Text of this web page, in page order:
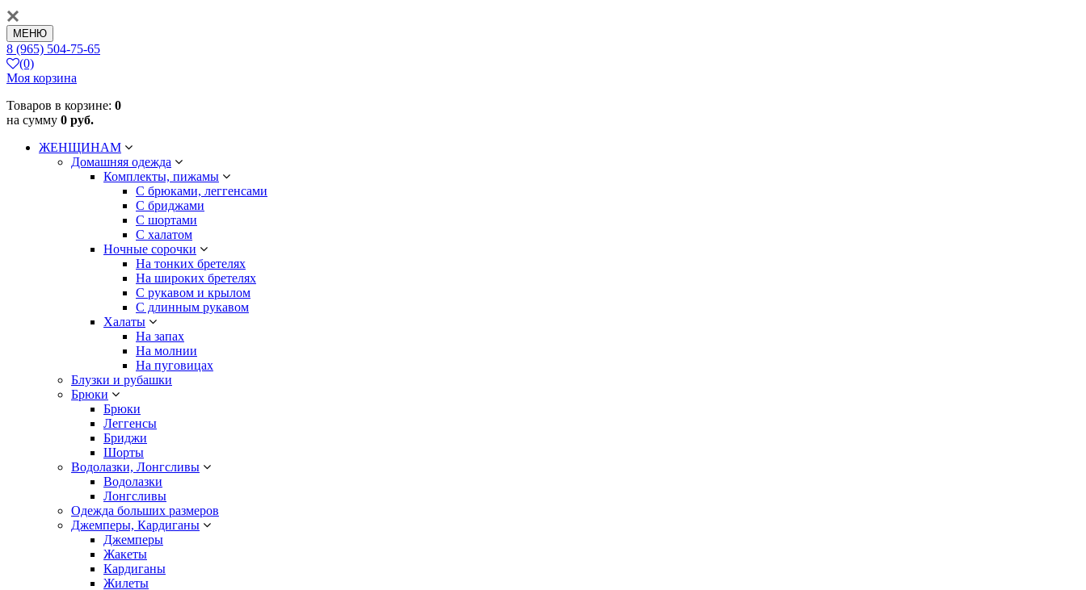
МЕНЮ
8 (965) 504-75-65
(0)
Моя корзина
Товаров в корзине: 0
на сумму 0 руб.
ЖЕНЩИНАМ
Домашняя одежда
Комплекты, пижамы
С брюками, леггенсами
С бриджами
С шортами
С халатом
Ночные сорочки
На тонких бретелях
На широких бретелях
С рукавом и крылом
С длинным рукавом
Халаты
На запах
На молнии
На пуговицах
Блузки и рубашки
Брюки
Брюки
Леггенсы
Бриджи
Шорты
Водолазки, Лонгсливы
Водолазки
Лонгсливы
Одежда больших размеров
Джемперы, Кардиганы
Джемперы
Жакеты
Кардиганы
Жилеты